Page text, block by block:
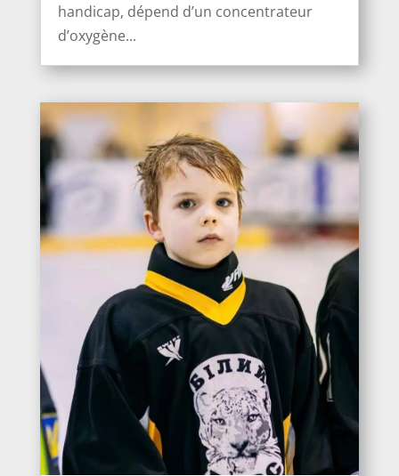
handicap, dépend d’un concentrateur
d’oxygène...